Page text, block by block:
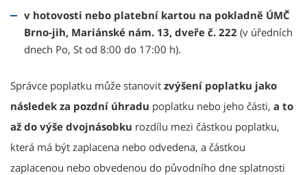
v hotovosti nebo platební kartou na pokladně ÚMČ
Brno-jih, Mariánské nám. 13, dveře č. 222 (v úředních
dnech Po, St od 8:00 do 17:00 h).
Správce poplatku může stanovit zvýšení poplatku jako
následek za pozdní úhradu poplatku nebo jeho části, a to
až do výše dvojnásobku rozdílu mezi částkou poplatku,
která má být zaplacena nebo odvedena, a částkou
zaplacenou nebo obvedenou do původního dne splatnosti